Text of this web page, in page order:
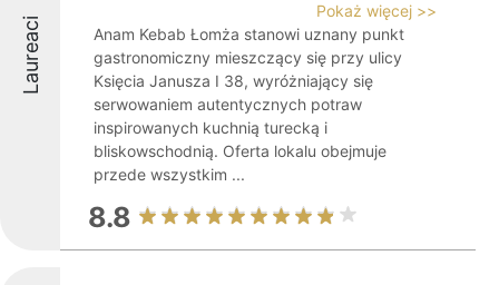
Laureaci
Pokaż więcej >>
Anam Kebab Łomża stanowi uznany punkt
gastronomiczny mieszczący się przy ulicy
Księcia Janusza I 38, wyróżniający się
serwowaniem autentycznych potraw
inspirowanych kuchnią turecką i
bliskowschodnią. Oferta lokalu obejmuje
przede wszystkim ...
8.8